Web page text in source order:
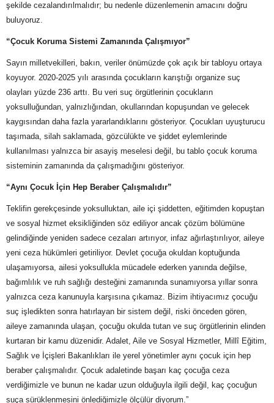
şekilde cezalandırılmalıdır; bu nedenle düzenlemenin amacını doğru
buluyoruz.
“Çocuk Koruma Sistemi Zamanında Çalışmıyor”
Sayın milletvekilleri, bakın, veriler önümüzde çok açık bir tabloyu ortaya
koyuyor. 2020-2025 yılı arasında çocukların karıştığı organize suç
olayları yüzde 236 arttı. Bu veri suç örgütlerinin çocukların
yoksulluğundan, yalnızlığından, okullarından kopuşundan ve gelecek
kaygısından daha fazla yararlandıklarını gösteriyor. Çocukları uyuşturucu
taşımada, silah saklamada, gözcülükte ve şiddet eylemlerinde
kullanılması yalnızca bir asayiş meselesi değil, bu tablo çocuk koruma
sisteminin zamanında da çalışmadığını gösteriyor.
“Aynı Çocuk İçin Hep Beraber Çalışmalıdır”
Teklifin gerekçesinde yoksulluktan, aile içi şiddetten, eğitimden kopuştan
ve sosyal hizmet eksikliğinden söz ediliyor ancak çözüm bölümüne
gelindiğinde yeniden sadece cezaları artırıyor, infaz ağırlaştırılıyor, aileye
yeni ceza hükümleri getiriliyor. Devlet çocuğa okuldan koptuğunda
ulaşamıyorsa, ailesi yoksullukla mücadele ederken yanında değilse,
bağımlılık ve ruh sağlığı desteğini zamanında sunamıyorsa yıllar sonra
yalnızca ceza kanunuyla karşısına çıkamaz. Bizim ihtiyacımız çocuğu
suç işledikten sonra hatırlayan bir sistem değil, riski önceden gören,
aileye zamanında ulaşan, çocuğu okulda tutan ve suç örgütlerinin elinden
kurtaran bir kamu düzenidir. Adalet, Aile ve Sosyal Hizmetler, Millî Eğitim,
Sağlık ve İçişleri Bakanlıkları ile yerel yönetimler aynı çocuk için hep
beraber çalışmalıdır. Çocuk adaletinde başarı kaç çocuğa ceza
verdiğimizle ve bunun ne kadar uzun olduğuyla ilgili değil, kaç çocuğun
suça sürüklenmesini önlediğimizle ölçülür diyorum.”